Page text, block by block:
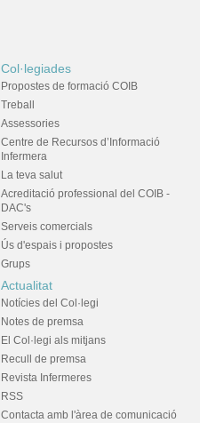
Col·legiades
Propostes de formació COIB
Treball
Assessories
Centre de Recursos d’Informació
Infermera
La teva salut
Acreditació professional del COIB -
DAC's
Serveis comercials
Ús d'espais i propostes
Grups
Actualitat
Notícies del Col·legi
Notes de premsa
El Col·legi als mitjans
Recull de premsa
Revista Infermeres
RSS
Contacta amb l'àrea de comunicació